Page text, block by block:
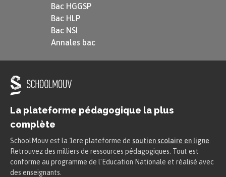
Bac HGGSP
Bac HLP
Bac NSI
Annales bac
La plateforme pédagogique la plus
complète
SchoolMouv est la 1ere plateforme de soutien scolaire en ligne
Retrouvez des milliers de ressources pédagogiques. Tout est
conforme au programme de l'Education Nationale et réalisé avec
des enseignants.